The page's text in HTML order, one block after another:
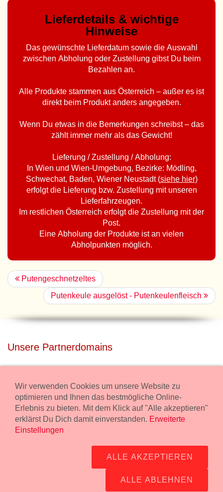
Lieferdetails & wichtige
Hinweise
Das gewünschte Lieferdatum sowie die Auswahl
zwischen Abholung oder Zustellung gibst Du beim
Bezahlen an.
Alle Produkte stammen aus Österreich – außer es ist
direkt beim Produkt anders angegeben.
Wenn Du etwas in die Bemerkungen schreibst – das
zählt immer mehr als das Gewicht!
Lieferung / Zustellung / Abholung:
In Wien und Wien-Umgebung, Bezirke: Mödling,
Schwechat, Baden, Wiener Neustadt (siehe hier)
erfolgt die Lieferung bzw. Zustellung mit unseren
Lieferfahrzeugen.
Im restlichen Österreich erfolgt die Zustellung mit der
Post.
Eine Abholung der Produkte ist an vielen
Abholpunkten möglich.
Putengeschnetzeltes
Putenkeule ausgelöst - Putenkeulenfleisch
Unsere Partnerdomains
Miete unser Haus bei Wiener Neustadt für Deine Party mit
Übernachtung.
freilaender.at
Wurstmanufaktur Markus Kollecker GmbH,
Wir verwenden Cookies um unsere Website zu
optimieren und Ihnen das bestmögliche Online-
Erlebnis zu bieten. Mit dem Klick auf "Alle akzeptieren"
erklärst Du Dich damit einverstanden. Erweiterte
Einstellungen
ALLE AKZEPTIEREN
ALLE ABLEHNEN